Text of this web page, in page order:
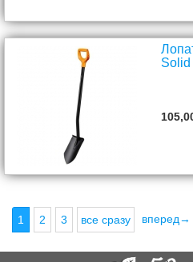
Solid
1 2 3 все сразу вперед→